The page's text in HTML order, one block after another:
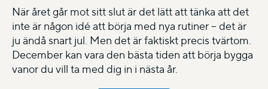
När året går mot sitt slut är det lätt att tänka att det
inte är någon idé att börja med nya rutiner – det är
ju ändå snart jul. Men det är faktiskt precis tvärtom.
December kan vara den bästa tiden att börja bygga
vanor du vill ta med dig in i nästa år.